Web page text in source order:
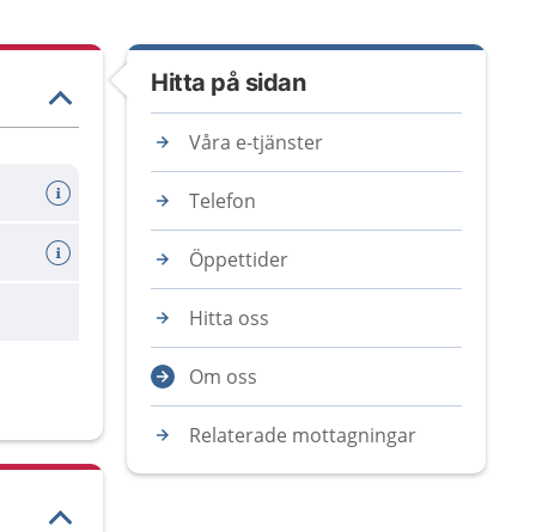
Hitta på sidan
Våra e-tjänster
Telefon
Öppettider
Hitta oss
Om oss
Relaterade mottagningar